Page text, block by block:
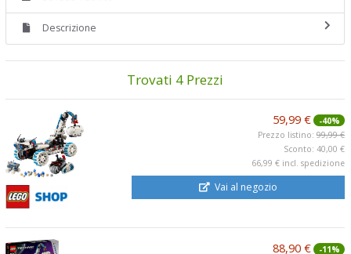
Descrizione
Trovati 4 Prezzi
59,99 €
-40%
Prezzo listino: 99,99 €
Sconto: 40,00 €
66,99 € incl. spedizione
Vai al negozio
88,90 €
-11%